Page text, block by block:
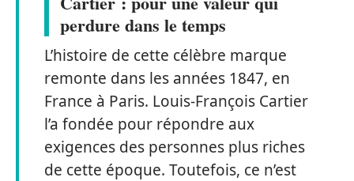
perdure dans le temps
L’histoire de cette célèbre marque
remonte dans les années 1847, en
France à Paris. Louis-François Cartier
l’a fondée pour répondre aux
exigences des personnes plus riches
de cette époque. Toutefois, ce n’est